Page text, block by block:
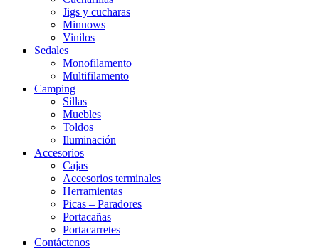
Jigs y cucharas
Minnows
Vinilos
Sedales
Monofilamento
Multifilamento
Camping
Sillas
Muebles
Toldos
Iluminación
Accesorios
Cajas
Accesorios terminales
Herramientas
Picas – Paradores
Portacañas
Portacarretes
Contáctenos